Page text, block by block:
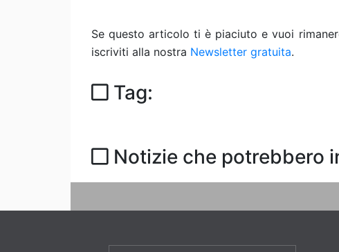
Se questo articolo ti è piaciuto e vuoi
iscriviti alla nostra Newsletter gratuita.
Tag:
Notizie che potrebbero